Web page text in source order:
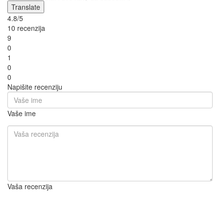
Translate
4.8/5
10 recenzija
9
0
1
0
0
Napišite recenziju
Vaše ime
Vaša recenzija